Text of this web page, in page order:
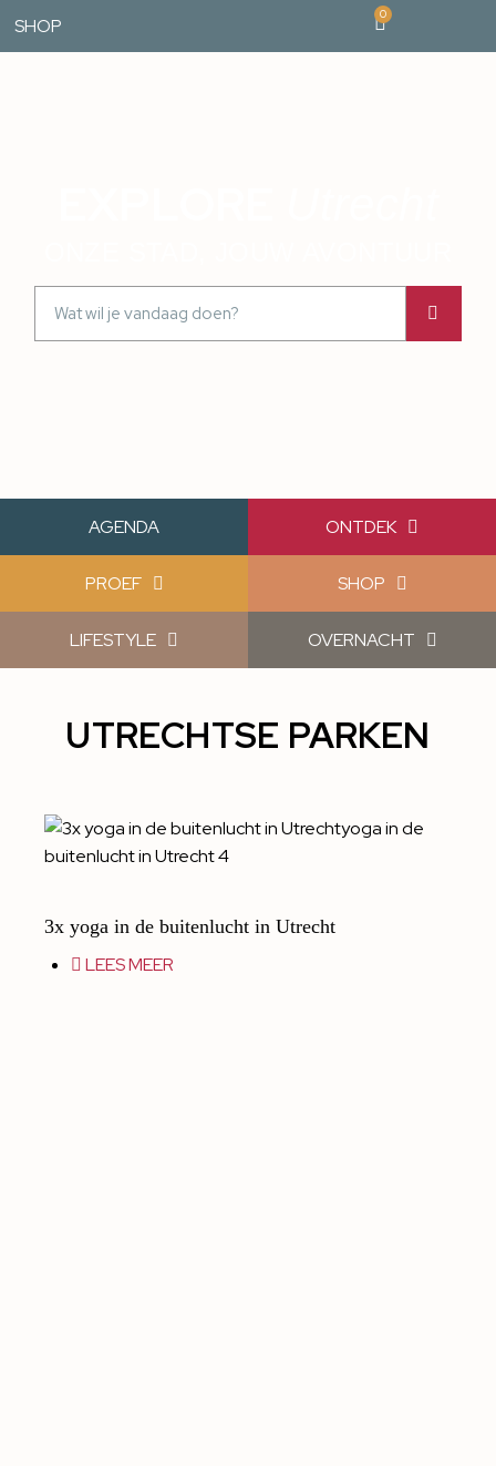
SHOP
0
AGENDA ONTDEK
PROEF SHOP
LIFESTYLE OVERNACHT
UTRECHTSE PARKEN
3x yoga in de buitenlucht in Utrecht
LEES MEER